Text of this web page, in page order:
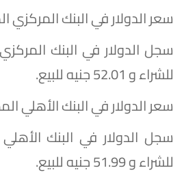
سعر الدولار في البنك المركزي
للشراء و 52.01 جنيه للبيع.
سعر الدولار في البنك الأهلي
للشراء و 51.99 جنيه للبيع.